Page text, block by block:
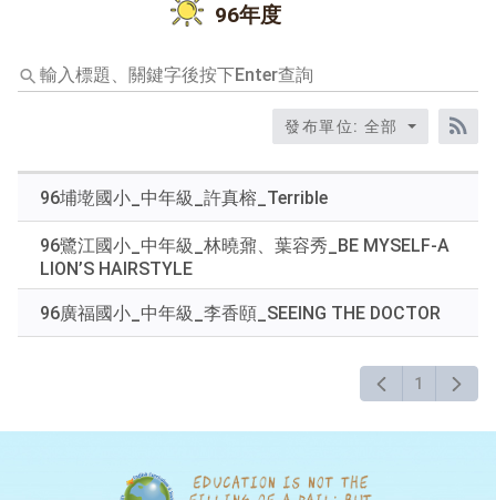
96年度
輸
入
詢
發布單位: 全部
96埔墘國小_中年級_許真榕_Terrible
96鷺江國小_中年級_林曉鼐、葉容秀_BE MYSELF-A
LION’S HAIRSTYLE
96廣福國小_中年級_李香頤_SEEING THE DOCTOR
1